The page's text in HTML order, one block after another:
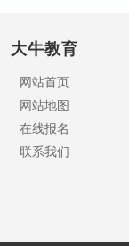
大牛教育
网站首页
网站地图
在线报名
联系我们